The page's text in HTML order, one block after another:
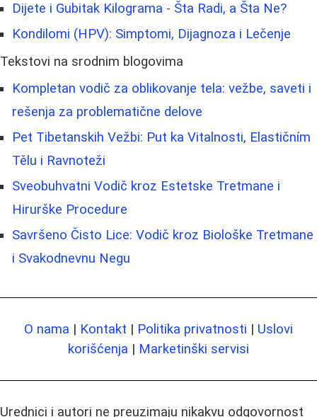
Dijete i Gubitak Kilograma - Šta Radi, a Šta Ne?
Kondilomi (HPV): Simptomi, Dijagnoza i Lečenje
Tekstovi na srodnim blogovima
Kompletan vodič za oblikovanje tela: vežbe, saveti i
rešenja za problematične delove
Pet Tibetanskih Vežbi: Put ka Vitalnosti, Elastičním
Tělu i Ravnoteži
Sveobuhvatni Vodič kroz Estetske Tretmane i
Hirurške Procedure
Savršeno Čisto Lice: Vodič kroz Biološke Tretmane
i Svakodnevnu Negu
O nama | Kontakt | Politika privatnosti | Uslovi
korišćenja | Marketinški servisi
Urednici i autori ne preuzimaju nikakvu odgovornost